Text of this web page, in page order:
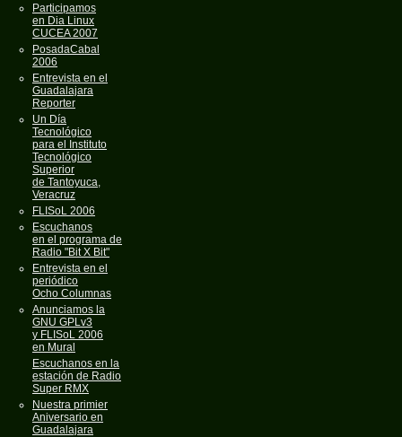
Participamos
en Dia Linux
CUCEA 2007
PosadaCabal
2006
Entrevista en el
Guadalajara
Reporter
Un Día
Tecnológico
para el Instituto
Tecnológico
Superior
de Tantoyuca,
Veracruz
FLISoL 2006
Escuchanos
en el programa de
Radio "Bit X Bit"
Entrevista en el
periódico
Ocho Columnas
Anunciamos la
GNU GPLv3
y FLISoL 2006
en Mural
Escuchanos en la
estación de Radio
Super RMX
Nuestra primier
Aniversario en
Guadalajara